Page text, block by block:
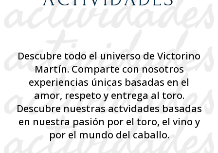
Descubre todo el universo de Victorino
Martín. Comparte con nosotros
experiencias únicas basadas en el
amor, respeto y entrega al toro.
Descubre nuestras actvidades basadas
en nuestra pasión por el toro, el vino y
por el mundo del caballo.